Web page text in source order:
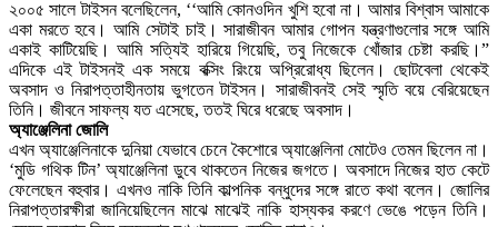
২০০৫ সালে টাইসন বলেছিলেন, ‘‘আমি কোনওদিন খুশি হবো না। আমার বিশ্বাস আমাকে
একা মরতে হবে। আমি সেটাই চাই। সারাজীবন আমার গোপন যন্ত্রণাগুলোর সঙ্গে আমি
একাই কাটিয়েছি। আমি সত্যিই হারিয়ে গিয়েছি, তবু নিজেকে খোঁজার চেষ্টা করছি।”
এদিকে এই টাইসনই এক সময়ে বক্সিং রিংয়ে অপ্রিরোধ্য ছিলেন। ছোটবেলা থেকেই
অবসাদ ও নিরাপত্তাহীনতায় ভুগতেন টাইসন। সারাজীবনই সেই স্মৃতি বয়ে বেরিয়েছেন
তিনি। জীবনে সাফল্য যত এসেছে, ততই ঘিরে ধরেছে অবসাদ।
অ্যাঞ্জেলিনা জোলি
এখন অ্যাঞ্জেলিনাকে দুনিয়া যেভাবে চেনে কৈশোরে অ্যাঞ্জেলিনা মোটেও তেমন ছিলেন না।
‘মুডি গথিক টিন’ অ্যাঞ্জেলিনা ডুবে থাকতেন নিজের জগতে। অবসাদে নিজের হাত কেটে
ফেলেছেন বহুবার। এখনও নাকি তিনি কাল্পনিক বন্ধুদের সঙ্গে রাতে কথা বলেন। জোলির
নিরাপত্তারক্ষীরা জানিয়েছিলেন মাঝে মাঝেই নাকি হাস্যকর করণে ভেঙে পড়েন তিনি।